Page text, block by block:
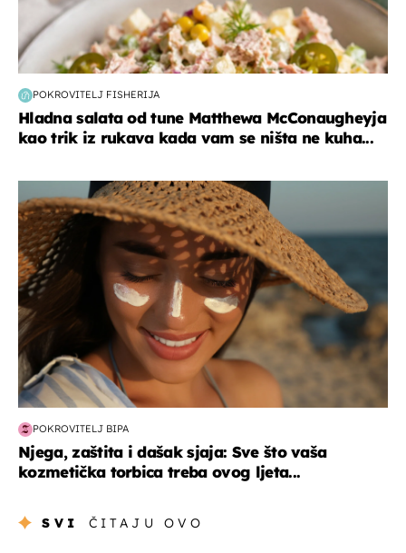
POKROVITELJ FISHERIJA
Hladna salata od tune Matthewa McConaugheyja
kao trik iz rukava kada vam se ništa ne kuha...
moda & ljepota
POKROVITELJ BIPA
Njega, zaštita i dašak sjaja: Sve što vaša
kozmetička torbica treba ovog ljeta...
SVI ČITAJU OVO